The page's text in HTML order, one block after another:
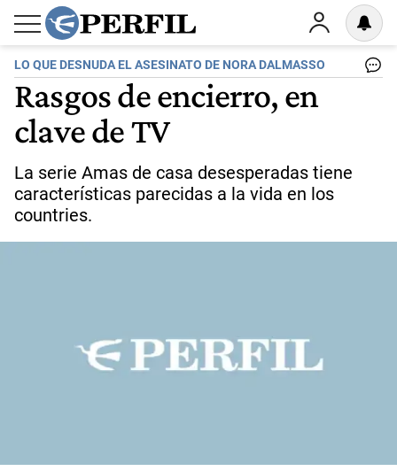
LO QUE DESNUDA EL ASESINATO DE NORA DALMASSO
Rasgos de encierro, en
clave de TV
La serie Amas de casa desesperadas tiene
características parecidas a la vida en los
countries.